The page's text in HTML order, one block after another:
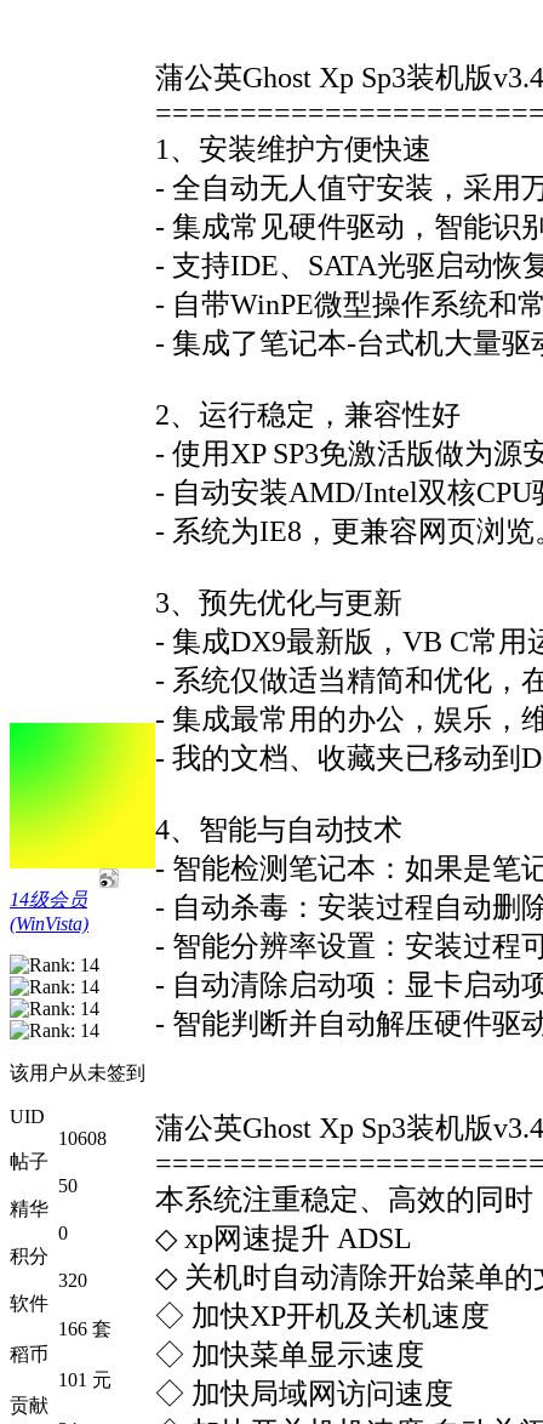
14级会员
(WinVista)
该用户从未签到
UID
10608
帖子
50
精华
0
积分
320
软件
166 套
稻币
101 元
贡献
蒲公英Ghost Xp Sp3装机版v3.4
1、安装维护方便快速
- 全自动无人值守安装，采用
- 集成常见硬件驱动，智能识
- 支持IDE、SATA光驱启动恢
- 自带WinPE微型操作系统和
- 集成了笔记本-台式机大量
2、运行稳定，兼容性好
- 使用XP SP3免激活版做为
- 自动安装AMD/Intel双核
- 系统为IE8，更兼容网页浏览
3、预先优化与更新
- 集成DX9最新版，VB C常用
- 系统仅做适当精简和优化，
- 集成最常用的办公，娱乐，
- 我的文档、收藏夹已移动到
4、智能与自动技术
- 智能检测笔记本：如果是笔
- 自动杀毒：安装过程自动删
- 智能分辨率设置：安装过程
- 自动清除启动项：显卡启动
- 智能判断并自动解压硬件驱
蒲公英Ghost Xp Sp3装机版v3.4
本系统注重稳定、高效的同
◇ xp网速提升 ADSL
◇ 关机时自动清除开始菜单的
◇ 加快XP开机及关机速度
◇ 加快菜单显示速度
◇ 加快局域网访问速度